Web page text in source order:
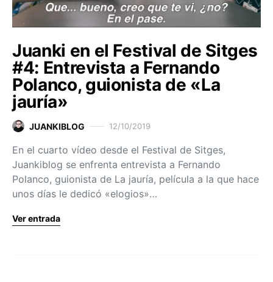
Juanki en el Festival de Sitges
#4: Entrevista a Fernando
Polanco, guionista de «La
jauría»
JUANKIBLOG 12/10/2019
En el cuarto vídeo desde el Festival de Sitges,
Juankiblog se enfrenta entrevista a Fernando
Polanco, guionista de La jauría, película a la que hace
unos días le dedicó «elogios»…
Ver entrada